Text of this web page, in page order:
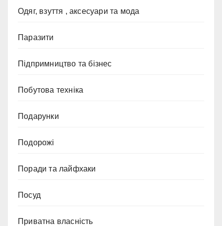
Одяг, взуття , аксесуари та мода
Паразити
Підпримництво та бізнес
Побутова техніка
Подарунки
Подорожі
Поради та лайфхаки
Посуд
Приватна власність